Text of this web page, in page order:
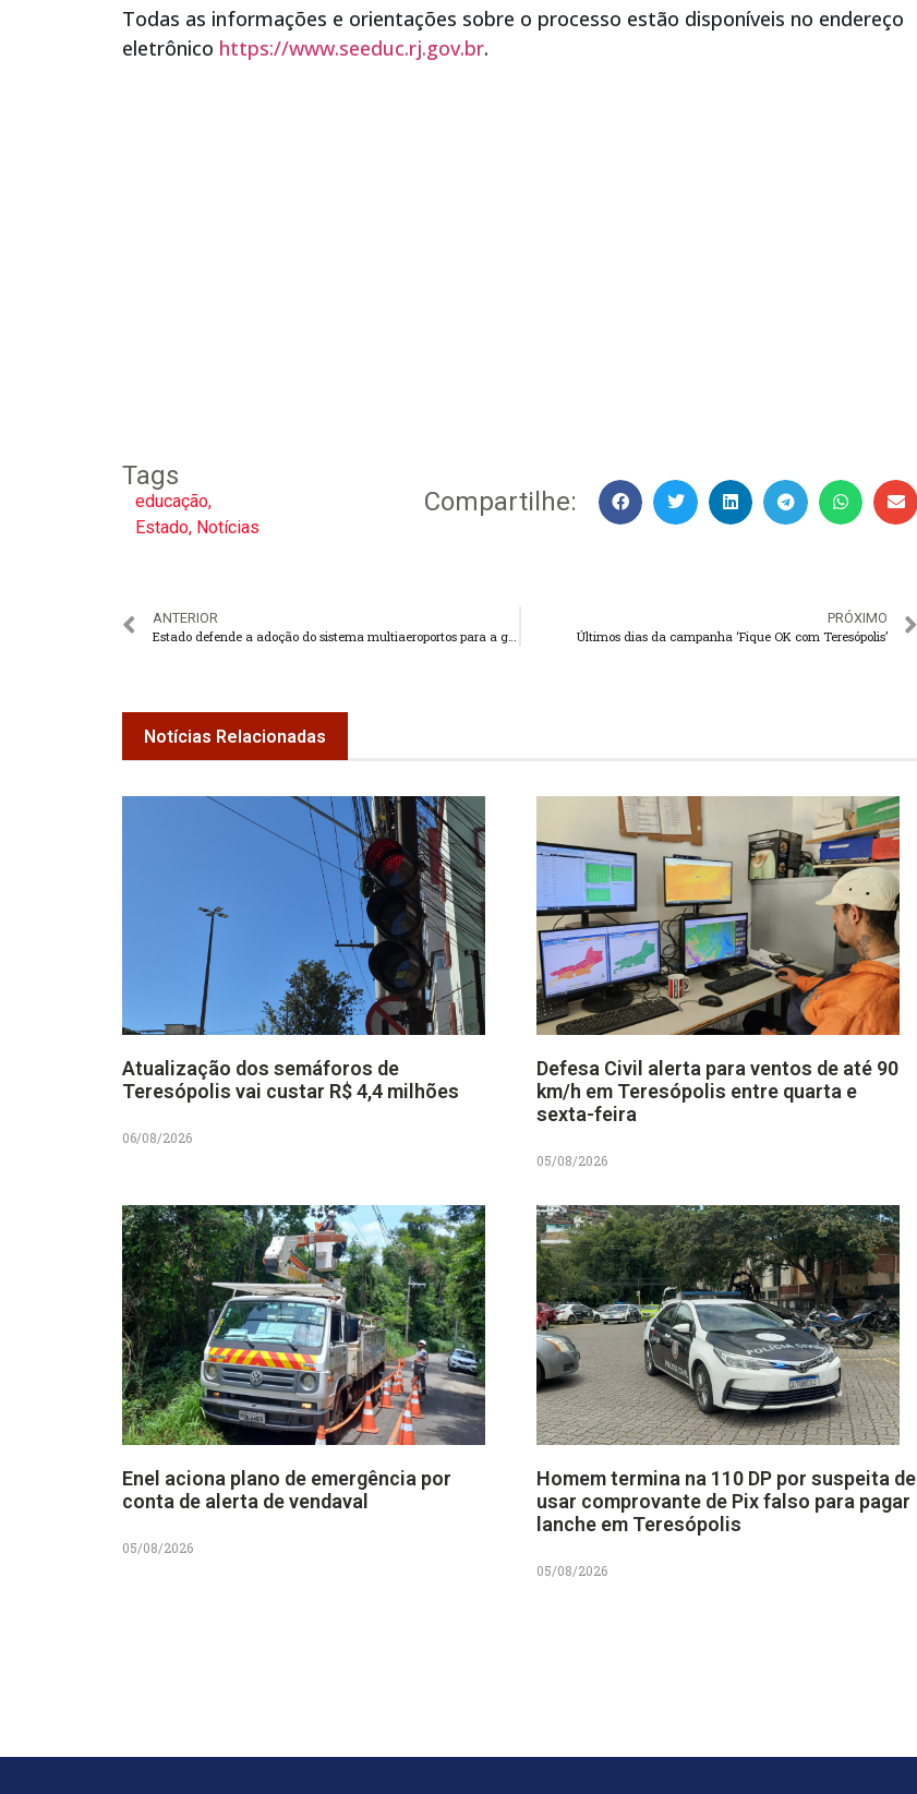
Todas as informações e orientações sobre o processo estão disponíveis no endereço
eletrônico https://www.seeduc.rj.gov.br.
Tags
educação,
Estado, Notícias
Compartilhe:
ANTERIOR
Estado defende a adoção do sistema multiaeroportos para a gestão do Galeão e do Santos Dumont
PRÓXIMO
Últimos dias da campanha ‘Fique OK com Teresópolis’
Notícias Relacionadas
Atualização dos semáforos de
Teresópolis vai custar R$ 4,4 milhões
06/08/2026
Defesa Civil alerta para ventos de até 90
km/h em Teresópolis entre quarta e
sexta-feira
05/08/2026
Enel aciona plano de emergência por
conta de alerta de vendaval
05/08/2026
Homem termina na 110 DP por suspeita de
usar comprovante de Pix falso para pagar
lanche em Teresópolis
05/08/2026